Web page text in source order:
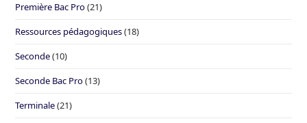
Première Bac Pro(21)
Ressources pédagogiques(18)
Seconde(10)
Seconde Bac Pro(13)
Terminale(21)